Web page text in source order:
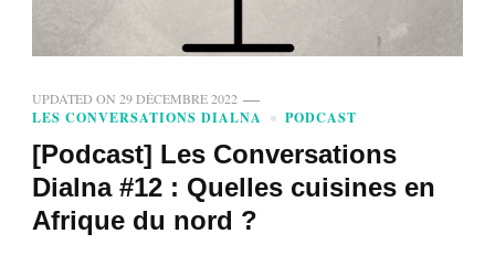
UPDATED ON 29 DÉCEMBRE 2022
LES CONVERSATIONS DIALNA PODCAST
[Podcast] Les Conversations
Dialna #12 : Quelles cuisines en
Afrique du nord ?